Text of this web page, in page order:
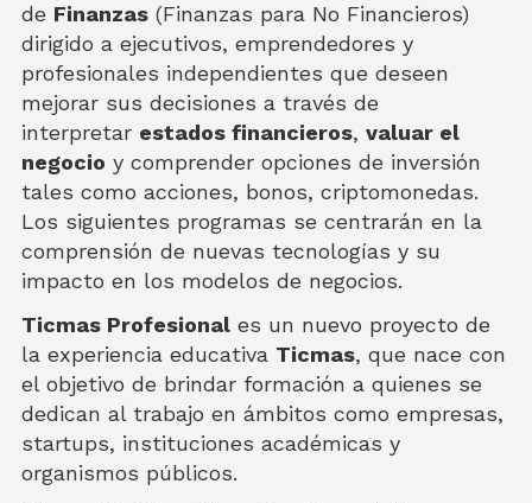
de Finanzas (Finanzas para No Financieros)
dirigido a ejecutivos, emprendedores y
profesionales independientes que deseen
mejorar sus decisiones a través de
interpretar estados financieros, valuar el
negocio y comprender opciones de inversión
tales como acciones, bonos, criptomonedas.
Los siguientes programas se centrarán en la
comprensión de nuevas tecnologías y su
impacto en los modelos de negocios.
Ticmas Profesional es un nuevo proyecto de
la experiencia educativa Ticmas, que nace con
el objetivo de brindar formación a quienes se
dedican al trabajo en ámbitos como empresas,
startups, instituciones académicas y
organismos públicos.